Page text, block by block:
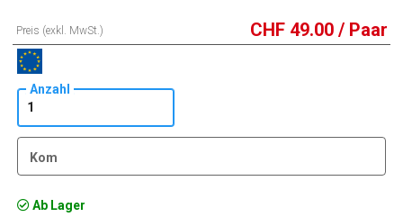
Preis (exkl. MwSt.) CHF 49.00 / Paar
Anzahl
Kom
Ab Lager